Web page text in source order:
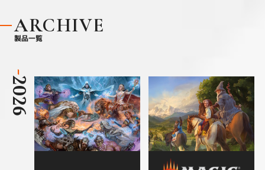
ARCHIVE
製品一覧
2026